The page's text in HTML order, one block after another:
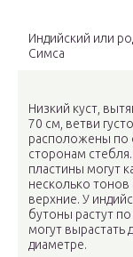
Индийский или
Симса
Низкий куст,
70 см, ветви густо
расположены по
сторонам
пластины могут
несколько тонов
верхние. У
бутоны растут
могут вырастать
диаметре.